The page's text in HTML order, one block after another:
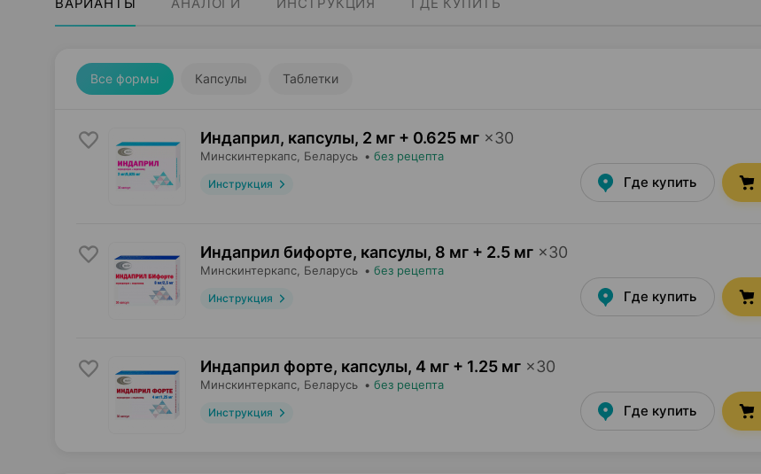
Все формы Капсулы Таблетки
Индаприл, капсулы, 2 мг + 0.625 мг ×30
Минскинтеркапс , Беларусь • без рецепта
Инструкция Где купить
Индаприл бифорте, капсулы, 8 мг + 2.5 мг ×30
Минскинтеркапс , Беларусь • без рецепта
Инструкция Где купить
Индаприл форте, капсулы, 4 мг + 1.25 мг ×30
Минскинтеркапс , Беларусь • без рецепта
Инструкция Где купить